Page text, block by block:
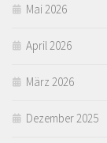
Mai 2026
April 2026
März 2026
Dezember 2025